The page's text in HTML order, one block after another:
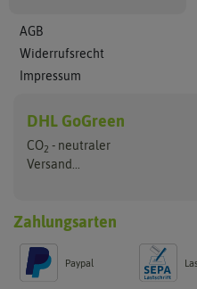
AGB
Widerrufsrecht
Impressum
DHL GoGreen
CO2 - neutraler
Versand...
Zahlungsarten
Paypal